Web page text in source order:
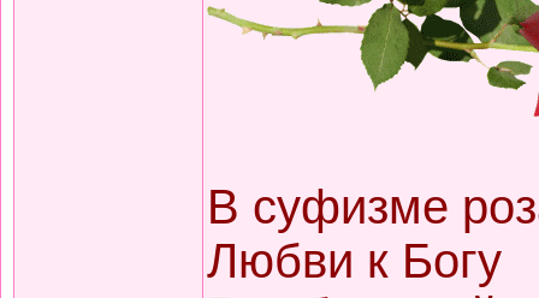
В суфизме
Любви к Богу